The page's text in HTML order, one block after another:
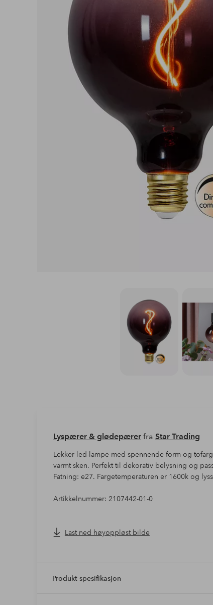
Lyspærer & glødepærerfra Star Trading
Lekker led-lampe med spennende form og
varmt sken. Perfekt til dekorativ belysning og
Fatning: e27. Fargetemperaturen er 1600k og
Artikkelnummer: 2107442-01-0
Last ned høyoppløst bilde
Produkt spesifikasjon